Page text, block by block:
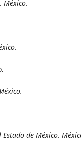
México.
de México.